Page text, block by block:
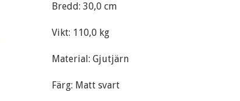
Bredd: 30,0 cm
Vikt: 110,0 kg
Material: Gjutjärn
Färg: Matt svart